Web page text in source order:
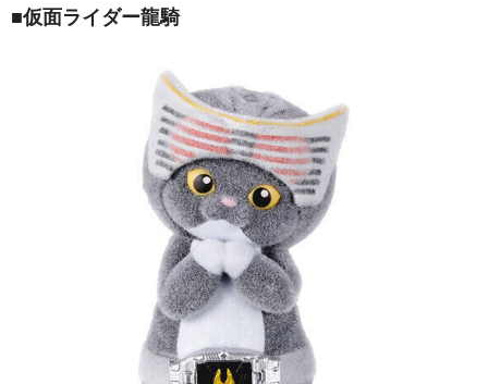
■仮面ライダー龍騎